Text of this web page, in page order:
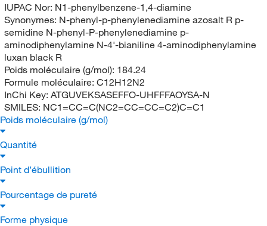
IUPAC Nor: N1-phenylbenzene-1,4-diamine
Synonymes: N-phenyl-p-phenylenediamine azosalt R p-
semidine N-phenyl-P-phenylenediamine p-
aminodiphenylamine N-4'-bianiline 4-aminodiphenylamine
luxan black R
Poids moléculaire (g/mol): 184.24
Formule moléculaire: C12H12N2
InChi Key: ATGUVEKSASEFFO-UHFFFAOYSA-N
SMILES: NC1=CC=C(NC2=CC=CC=C2)C=C1
Poids moléculaire (g/mol)
Quantité
Point d’ébullition
Pourcentage de pureté
Forme physique